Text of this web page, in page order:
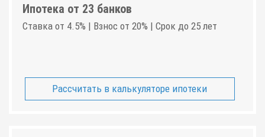
Ипотека от 23 банков
Ставка от 4.5% | Взнос от 20% | Срок до 25 лет
Рассчитать в калькуляторе ипотеки